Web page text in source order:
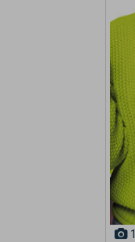
1